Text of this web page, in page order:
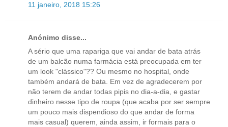
11 janeiro, 2018 15:26
Anónimo disse...
A sério que uma rapariga que vai andar de bata atrás
de um balcão numa farmácia está preocupada em ter
um look "clássico"?? Ou mesmo no hospital, onde
também andará de bata. Em vez de agradecerem por
não terem de andar todas pipis no dia-a-dia, e gastar
dinheiro nesse tipo de roupa (que acaba por ser sempre
um pouco mais dispendioso do que andar de forma
mais casual) querem, ainda assim, ir formais para o